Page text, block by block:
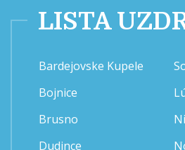
LISTA
Bardejovske Kupele
Bojnice
Brusno
Dudince